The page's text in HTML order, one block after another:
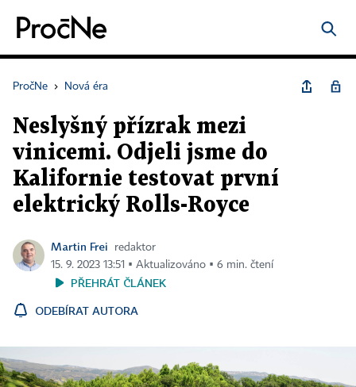
PročNe › Nová éra
Neslyšný přízrak mezi
vinicemi. Odjeli jsme do
Kalifornie testovat první
elektrický Rolls-Royce
Martin Frei
redaktor
15. 9. 2023 13:51 ▪ Aktualizováno ▪ 6 min. čtení
PŘEHRÁT ČLÁNEK
ODEBÍRAT AUTORA